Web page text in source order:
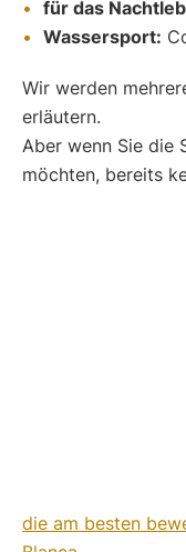
für das
Wassersport:
Wir werden
erläutern.
Aber wenn Sie die
möchten, bereits
die am besten